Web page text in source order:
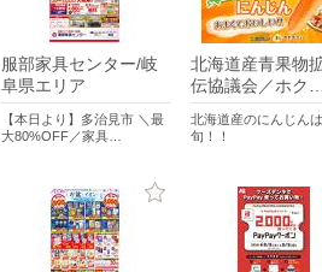
服部家具センター/岐
阜県エリア
【本日より】多治見市 ＼最
大80%OFF／家具…
北海道産青果物
伝協議会／ホク
北海道産のにんじん
旬！！